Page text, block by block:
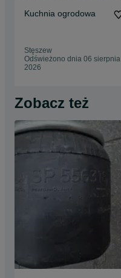
Kuchnia ogrodowa
Stęszew
Odświeżono dnia 06 sierpnia
2026
Zobacz też